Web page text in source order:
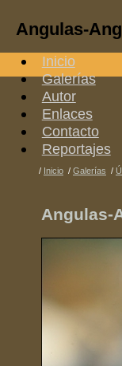
Angulas-
Inicio
Galerías
Autor
Enlaces
Contacto
Reportajes
/ Inicio / Galerías /
Angulas-